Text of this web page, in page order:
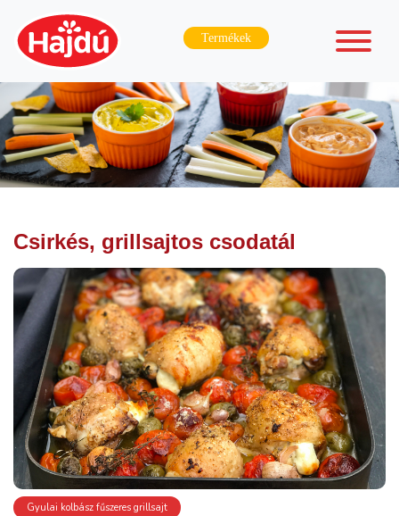
Termékek
Csirkés, grillsajtos csodatál
Gyulai kolbász fűszeres grillsajt